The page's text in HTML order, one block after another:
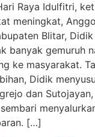
Raya Idulfitri,
meningkat,
Blitar,
banyak gemuruh
ke masyarakat.
Didik
dan
[…]